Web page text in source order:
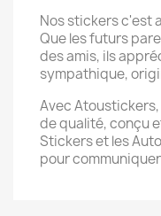
Nos stickers c'est
Que les futurs
des amis, ils
sympathique,
Avec
de qualité, conçu
Stickers et les
pour